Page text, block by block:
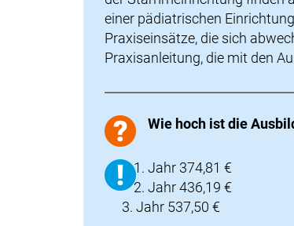
einer pädiatrischen
Praxiseinsätze, die sich
Praxisanleitung, die mit den
Wie hoch ist die
Jahr 374,81 €
Jahr 436,19 €
Jahr 537,50 €